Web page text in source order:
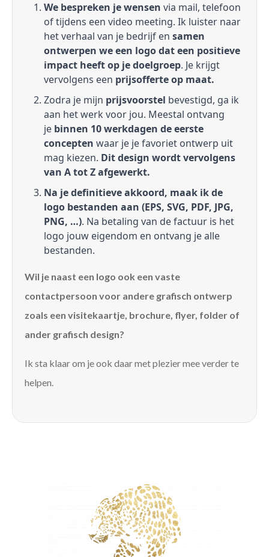
We bespreken je wensen via mail, telefoon
of tijdens een video meeting. Ik luister naar
het verhaal van je bedrijf en samen
ontwerpen we een logo dat een positieve
impact heeft op je doelgroep. Je krijgt
vervolgens een prijsofferte op maat.
Zodra je mijn prijsvoorstel bevestigd, ga ik
aan het werk voor jou. Meestal ontvang
je binnen 10 werkdagen de eerste
concepten waar je je favoriet ontwerp uit
mag kiezen. Dit design wordt vervolgens
van A tot Z afgewerkt.
Na je definitieve akkoord, maak ik de
logo bestanden aan (EPS, SVG, PDF, JPG,
PNG, …). Na betaling van de factuur is het
logo jouw eigendom en ontvang je alle
bestanden.
Wil je naast een logo ook een vaste
contactpersoon voor andere grafisch ontwerp
zoals een visitekaartje, brochure, flyer, folder of
ander grafisch design?
Ik sta klaar om je ook daar met plezier mee verder te
helpen.